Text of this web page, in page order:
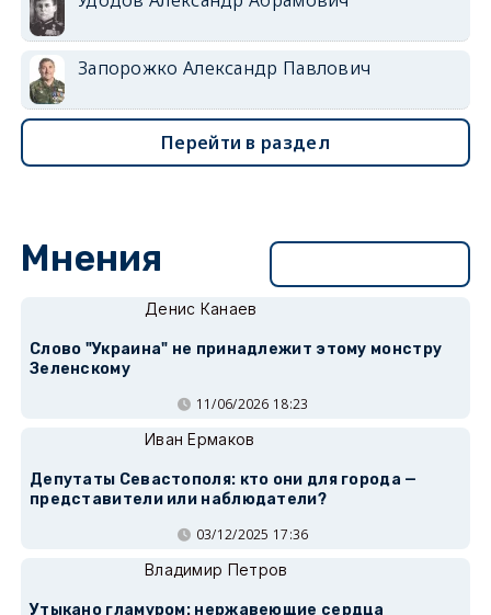
Запорожко Александр Павлович
Перейти в раздел
Мнения
Денис Канаев
Слово "Украина" не принадлежит этому монстру
Зеленскому
11/06/2026 18:23
Иван Ермаков
Депутаты Севастополя: кто они для города —
представители или наблюдатели?
03/12/2025 17:36
Владимир Петров
Утыкано гламуром: нержавеющие сердца